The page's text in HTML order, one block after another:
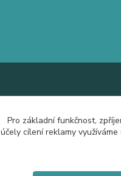
Pro základní funkčnost,
účely cílení reklamy